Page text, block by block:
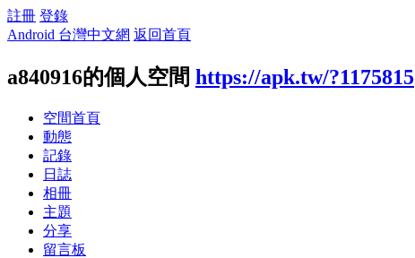
註冊 登錄
Android 台灣中文網 返回首頁
a840916的個人空間 https://apk.tw/?1175815
空間首頁
動態
記錄
日誌
相冊
主題
分享
留言板